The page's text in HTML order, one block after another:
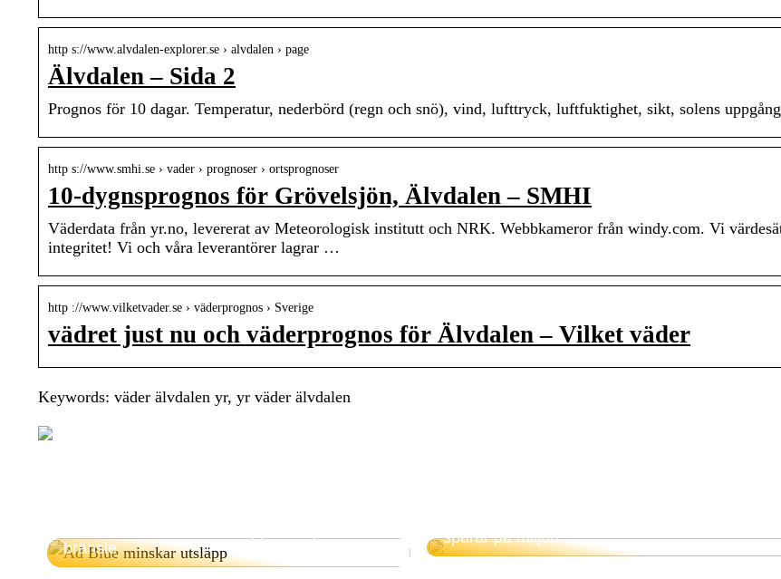
http s://www.alvdalen-explorer.se › alvdalen › page
Älvdalen – Sida 2
Prognos för 10 dagar. Temperatur, nederbörd (regn och snö), vind, lufttryck, luftfuktighet, sikt, solens
http s://www.smhi.se › vader › prognoser › ortsprognoser
10-dygnsprognos för Grövelsjön, Älvdalen – SMHI
Väderdata från yr.no, levererat av Meteorologisk institutt och NRK. Webbkameror från windy.com. Vi
integritet! Vi och våra leverantörer lagrar …
http ://www.vilketvader.se › väderprognos › Sverige
vädret just nu och väderprognos för Älvdalen – Vilket väder
Keywords: väder älvdalen yr, yr väder älvdalen
bränsle
sparar på miljön